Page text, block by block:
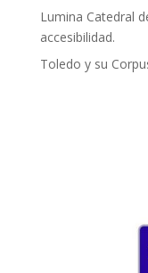
Lumina Catedral
accesibilidad.
Toledo y su